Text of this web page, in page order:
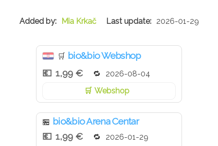
Mia Krkač 2026-01-29
🛒 bio&bio Webshop
1,99 €
2026-08-04
Webshop
🏪 bio&bio Arena Centar
1,99 €
2026-01-29